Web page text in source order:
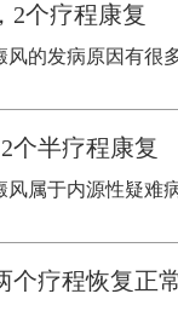
2个疗程康复
的发病原因有很
个半疗程康复
属于内源性疑难
个疗程恢复正